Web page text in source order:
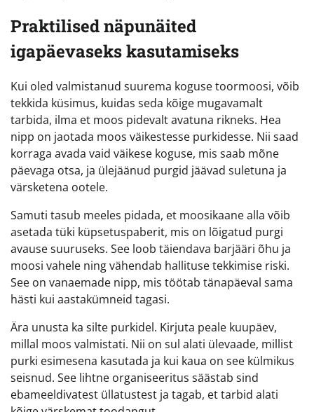
Praktilised näpunäited
igapäevaseks kasutamiseks
Kui oled valmistanud suurema koguse toormoosi, võib
tekkida küsimus, kuidas seda kõige mugavamalt
tarbida, ilma et moos pidevalt avatuna rikneks. Hea
nipp on jaotada moos väikestesse purkidesse. Nii saad
korraga avada vaid väikese koguse, mis saab mõne
päevaga otsa, ja ülejäänud purgid jäävad suletuna ja
värsketena ootele.
Samuti tasub meeles pidada, et moosikaane alla võib
asetada tüki küpsetuspaberit, mis on lõigatud purgi
avause suuruseks. See loob täiendava barjääri õhu ja
moosi vahele ning vähendab hallituse tekkimise riski.
See on vanaemade nipp, mis töötab tänapäeval sama
hästi kui aastakümneid tagasi.
Ära unusta ka silte purkidel. Kirjuta peale kuupäev,
millal moos valmistati. Nii on sul alati ülevaade, millist
purki esimesena kasutada ja kui kaua on see külmikus
seisnud. See lihtne organiseeritus säästab sind
ebameeldivatest üllatustest ja tagab, et tarbid alati